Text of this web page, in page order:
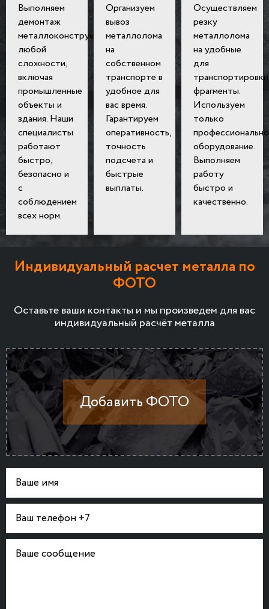
Выполняем
демонтаж
металлоконструкций
любой
сложности,
включая
промышленные
объекты и
здания. Наши
специалисты
работают
быстро,
безопасно и
с
соблюдением
всех норм.
Организуем
вывоз
металлолома
на
собственном
транспорте в
удобное для
вас время.
Гарантируем
оперативность,
точность
подсчета и
быстрые
выплаты.
Осуществляем
резку
металлолома
на удобные
для
транспортировки
фрагменты.
Используем
только
оборудование.
Выполняем
работу
быстро и
качественно.
Индивидуальный расчет металла по
ФОТО
Оставьте ваши контакты и мы произведем для вас
индивидуальный расчёт металла